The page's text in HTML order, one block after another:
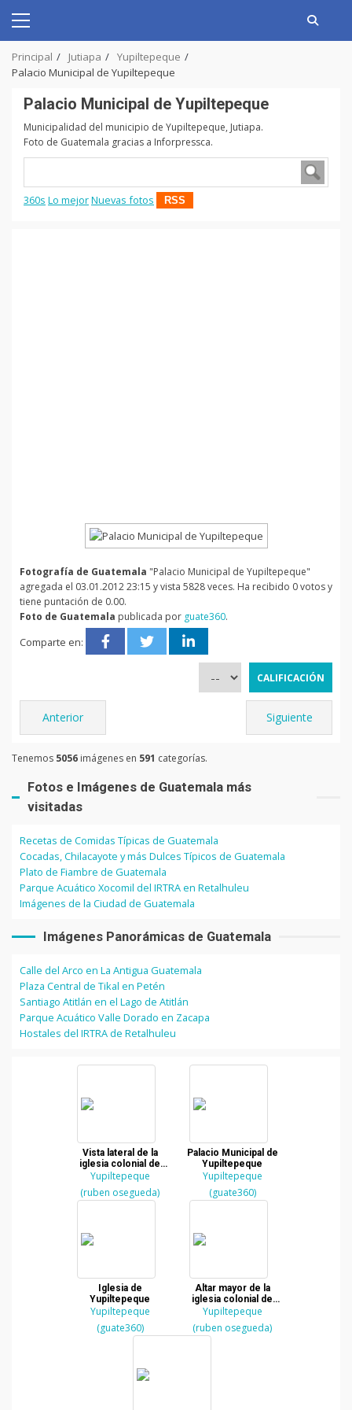
content
Primary
Principal Jutiapa
Yupiltepeque
Palacio Municipal de Yupiltepeque
Palacio Municipal de Yupiltepeque
Municipalidad del municipio de Yupiltepeque, Jutiapa.
Foto de Guatemala gracias a Inforpressca.
360s Lo mejorNuevas fotos RSS
Fotografía de Guatemala "Palacio Municipal de Yupiltepeque"
agregada el 03.01.2012 23:15 y vista 5828 veces. Ha recibido 0 votos y
tiene puntación de 0.00.
Foto de Guatemala publicada por guate360.
Comparte en:
Anterior Siguiente
Tenemos 5056 imágenes en 591 categorías.
Fotos e Imágenes de Guatemala más
visitadas
Recetas de Comidas Típicas de Guatemala
Cocadas, Chilacayote y más Dulces Típicos de Guatemala
Plato de Fiambre de Guatemala
Parque Acuático Xocomil del IRTRA en Retalhuleu
Imágenes de la Ciudad de Guatemala
Imágenes Panorámicas de Guatemala
Calle del Arco en La Antigua Guatemala
Plaza Central de Tikal en Petén
Santiago Atitlán en el Lago de Atitlán
Parque Acuático Valle Dorado en Zacapa
Hostales del IRTRA de Retalhuleu
Vista lateral de la
iglesia colonial de
Yupiltepeque, en
Yupiltepeque
(ruben osegueda)
Palacio Municipal de
Yupiltepeque
Yupiltepeque
(guate360)
Iglesia de
Yupiltepeque
Yupiltepeque
(guate360)
Altar mayor de la
iglesia colonial de
Yupiltepeque, en
Yupiltepeque
(ruben osegueda)